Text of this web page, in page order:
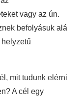
vagy az ún.
befolyásuk alá
mit tudunk elérni
A cél egy